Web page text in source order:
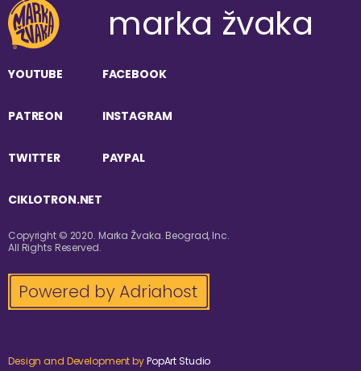
marka žvaka
YOUTUBE FACEBOOK
PATREON INSTAGRAM
TWITTER PAYPAL
CIKLOTRON.NET
Copyright © 2020. Marka Žvaka. Beograd, Inc.
All Rights Reserved.
Design and Development byPopArt Studio